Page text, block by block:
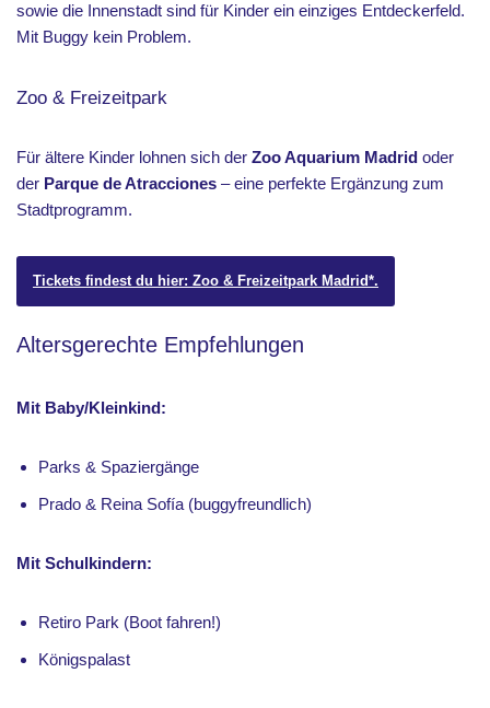
sowie die Innenstadt sind für Kinder ein einziges Entdeckerfeld.
Mit Buggy kein Problem.
Zoo & Freizeitpark
Für ältere Kinder lohnen sich der Zoo Aquarium Madrid oder
der Parque de Atracciones – eine perfekte Ergänzung zum
Stadtprogramm.
Tickets findest du hier: Zoo & Freizeitpark Madrid*.
Altersgerechte Empfehlungen
Mit Baby/Kleinkind:
Parks & Spaziergänge
Prado & Reina Sofía (buggyfreundlich)
Mit Schulkindern:
Retiro Park (Boot fahren!)
Königspalast